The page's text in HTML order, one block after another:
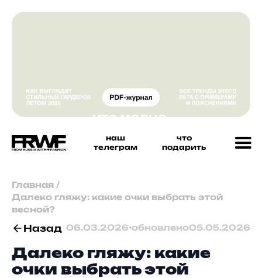
наш
телеграм
что
подарить
Главная /
Далеко гляжу: какие очки выбрать этой
весной?
Назад 06.03.2026•обновлено05.05.2026
Далеко гляжу: какие
очки выбрать этой